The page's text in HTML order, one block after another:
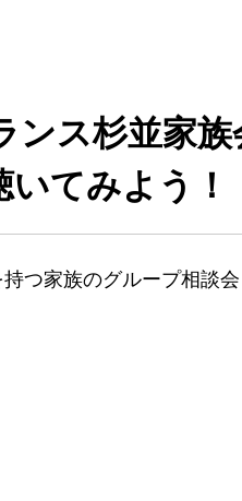
ンス杉並家族
てみよう！
つ家族のグループ相談会